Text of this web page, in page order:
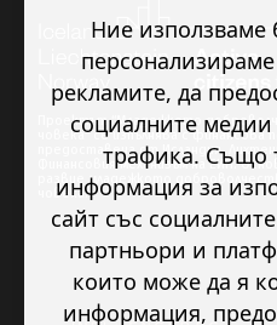
Проектът “Младежкото
човека” се изпълнява с финансова
предоставена от Исландия,
Финансовия механизъм на ЕИП.
развие младежкото
човека.
Ние използваме
рекламите, да
социалните
трафика. Също
информация за
сайт със
партньори и
които може да я
информация,